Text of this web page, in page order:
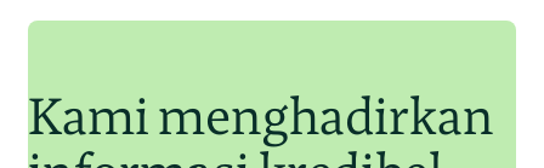
Kami menghadirkan